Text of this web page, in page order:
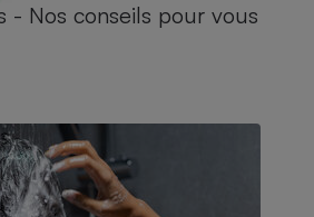
- Nos conseils pour vous